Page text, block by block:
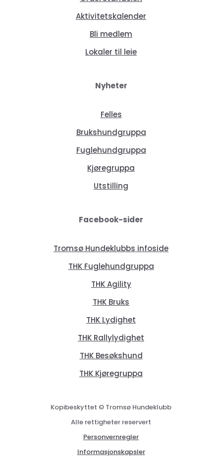
Aktivitetskalender
Bli medlem
Lokaler til leie
Nyheter
Felles
Brukshundgruppa
Fuglehundgruppa
Kjøregruppa
Utstilling
Facebook-sider
Tromsø Hundeklubbs infoside
THK Fuglehundgruppa
THK Agility
THK Bruks
THK Lydighet
THK Rallylydighet
THK Besøkshund
THK Kjøregruppa
Kopibeskyttet © Tromsø Hundeklubb
Alle rettigheter reservert
Personvernregler
Informasjonskapsler